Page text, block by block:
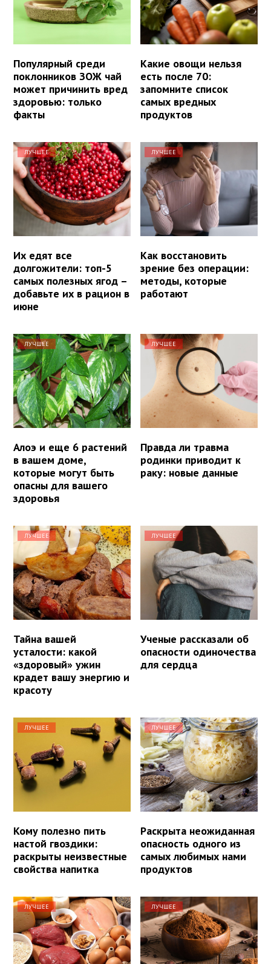
Популярный среди
поклонников ЗОЖ чай
может причинить вред
здоровью: только
факты
Какие овощи нельзя
есть после 70:
запомните список
самых вредных
продуктов
ЛУЧШЕЕ
Их едят все
долгожители: топ-5
самых полезных ягод –
добавьте их в рацион в
июне
ЛУЧШЕЕ
Как восстановить
зрение без операции:
методы, которые
работают
ЛУЧШЕЕ
Алоэ и еще 6 растений
в вашем доме,
которые могут быть
опасны для вашего
здоровья
ЛУЧШЕЕ
Правда ли травма
родинки приводит к
раку: новые данные
ЛУЧШЕЕ
Тайна вашей
усталости: какой
«здоровый» ужин
крадет вашу энергию и
красоту
ЛУЧШЕЕ
Ученые рассказали об
опасности одиночества
для сердца
ЛУЧШЕЕ
Кому полезно пить
настой гвоздики:
раскрыты неизвестные
свойства напитка
ЛУЧШЕЕ
Раскрыта неожиданная
опасность одного из
самых любимых нами
продуктов
ЛУЧШЕЕ ЛУЧШЕЕ